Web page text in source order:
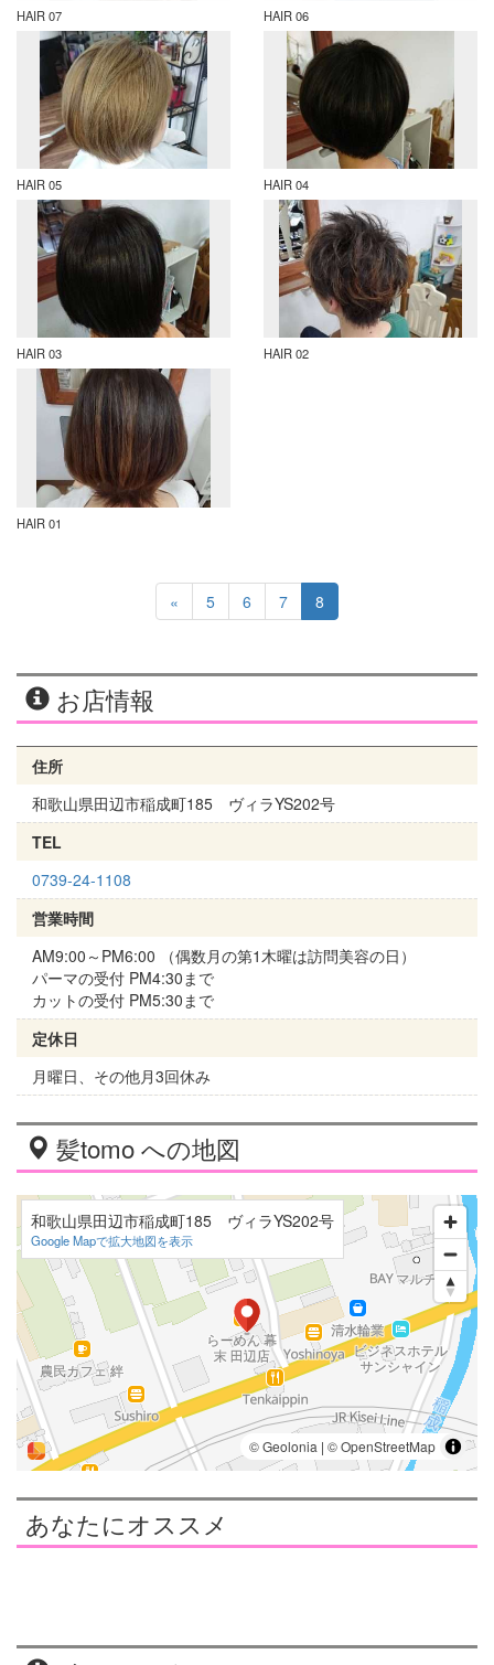
HAIR 07 HAIR 06
HAIR 05 HAIR 04
HAIR 03 HAIR 02
HAIR 01
« 5 6 7 8
お店情報
住所
和歌山県田辺市稲成町185 ヴィラYS202号
TEL
0739-24-1108
営業時間
AM9:00～PM6:00 （偶数月の第1木曜は訪問美容の日）
パーマの受付 PM4:30まで
カットの受付 PM5:30まで
定休日
月曜日、その他月3回休み
髪tomo への地図
和歌山県田辺市稲成町185 ヴィラYS202号
Google Mapで拡大地図を表示
あなたにオススメ